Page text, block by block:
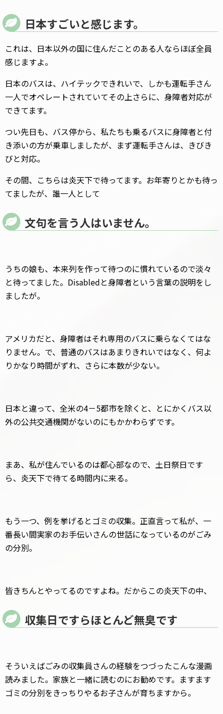
日本すごいと感じます。
これは、日本以外の国に住んだことのある人ならほぼ全員
感じますよ。
日本のバスは、ハイテックできれいで、しかも運転手さん
一人でオペレートされていてその上さらに、身障者対応が
できてます。
つい先日も、バス停から、私たちも乗るバスに身障者と付
き添いの方が乗車しましたが、まず運転手さんは、きびき
びと対応。
その間、こちらは炎天下で待ってます。お年寄りとかも待っ
てましたが、誰一人として
文句を言う人はいません。
うちの娘も、本来列を作って待つのに慣れているので淡々
と待ってました。Disabledと身障者という言葉の説明をし
ましたが。
アメリカだと、身障者はそれ専用のバスに乗らなくてはな
りません。で、普通のバスはあまりきれいではなく、何よ
りかなり時間がずれ、さらに本数が少ない。
日本と違って、全米の4－5都市を除くと、とにかくバス以
外の公共交通機関がないのにもかかわらずです。
まあ、私が住んでいるのは都心部なので、土日祭日です
ら、炎天下で待てる時間内に来る。
もう一つ、例を挙げるとゴミの収集。正直言って私が、一
番長い間実家のお手伝いさんの世話になっているのがごみ
の分別。
皆きちんとやってるのですよね。だからこの炎天下の中、
収集日ですらほとんど無臭です
そういえばごみの収集員さんの経験をつづったこんな漫画
読みました。家族と一緒に読むのにお勧めです。ますます
ゴミの分別をきっちりやるお子さんが育ちますから。